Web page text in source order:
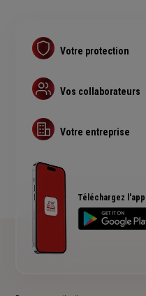
Téléchargez
Votre protection
Assurance prévoyance
Complémentaire santé pro
Assurance copropriété
Vos collaborateurs
Guide Complémentaire
Votre entreprise
RC Professionnelle
Assurance cyber risques
Assurance créateur